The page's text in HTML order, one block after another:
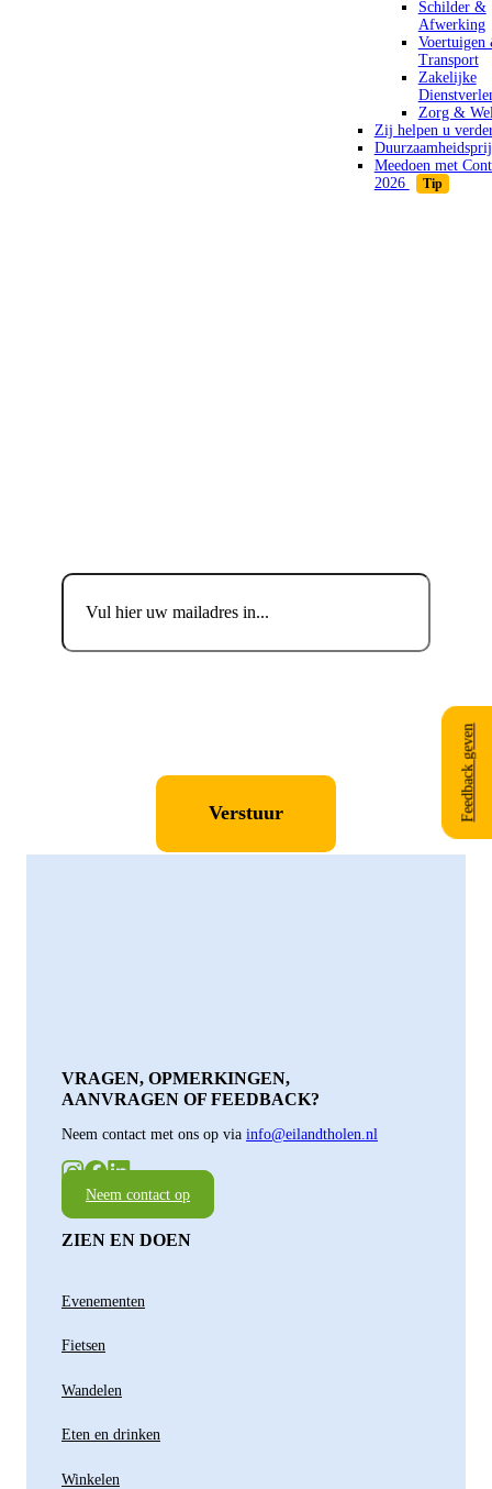
Schilder &
Afwerking
Voertuigen
Transport
Zakelijke
Zorg &
Zij helpen u
Meedoen met
2026
Tip
Email
VRAGEN, OPMERKINGEN,
AANVRAGEN OF FEEDBACK?
Neem contact met ons op via info@eilandtholen.nl
Neem contact op
ZIEN EN DOEN
Evenementen
Fietsen
Wandelen
Eten en drinken
Winkelen
Feedback geven